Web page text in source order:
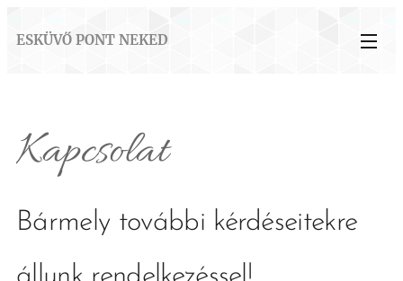
ESKÜVŐ PONT NEKED
Kapcsolat
Bármely további kérdéseitekre